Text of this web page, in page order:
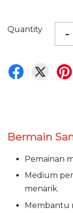
Quantity -
Bermain
Pemainan
Medium
menarik.
Membantu